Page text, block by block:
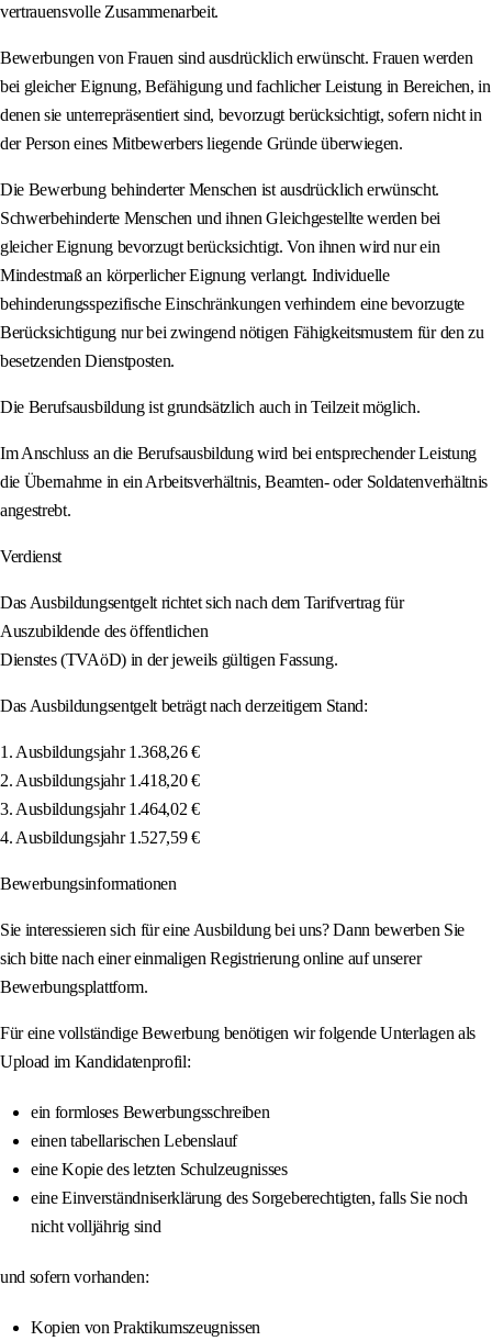
vertrauensvolle Zusammenarbeit.
Bewerbungen von Frauen sind ausdrücklich erwünscht. Frauen werden
bei gleicher Eignung, Befähigung und fachlicher Leistung in Bereichen, in
denen sie unterrepräsentiert sind, bevorzugt berücksichtigt, sofern nicht in
der Person eines Mitbewerbers liegende Gründe überwiegen.
Die Bewerbung behinderter Menschen ist ausdrücklich erwünscht.
Schwerbehinderte Menschen und ihnen Gleichgestellte werden bei
gleicher Eignung bevorzugt berücksichtigt. Von ihnen wird nur ein
Mindestmaß an körperlicher Eignung verlangt. Individuelle
behinderungsspezifische Einschränkungen verhindern eine bevorzugte
Berücksichtigung nur bei zwingend nötigen Fähigkeitsmustern für den zu
besetzenden Dienstposten.
Die Berufsausbildung ist grundsätzlich auch in Teilzeit möglich.
Im Anschluss an die Berufsausbildung wird bei entsprechender Leistung
die Übernahme in ein Arbeitsverhältnis, Beamten- oder Soldatenverhältnis
angestrebt.
Verdienst
Das Ausbildungsentgelt richtet sich nach dem Tarifvertrag für
Auszubildende des öffentlichen
Dienstes (TVAöD) in der jeweils gültigen Fassung.
Das Ausbildungsentgelt beträgt nach derzeitigem Stand:
1. Ausbildungsjahr 1.368,26 €
2. Ausbildungsjahr 1.418,20 €
3. Ausbildungsjahr 1.464,02 €
4. Ausbildungsjahr 1.527,59 €
Bewerbungsinformationen
Sie interessieren sich für eine Ausbildung bei uns? Dann bewerben Sie
sich bitte nach einer einmaligen Registrierung online auf unserer
Bewerbungsplattform.
Für eine vollständige Bewerbung benötigen wir folgende Unterlagen als
Upload im Kandidatenprofil:
ein formloses Bewerbungsschreiben
einen tabellarischen Lebenslauf
eine Kopie des letzten Schulzeugnisses
eine Einverständniserklärung des Sorgeberechtigten, falls Sie noch
nicht volljährig sind
und sofern vorhanden:
Kopien von Praktikumszeugnissen